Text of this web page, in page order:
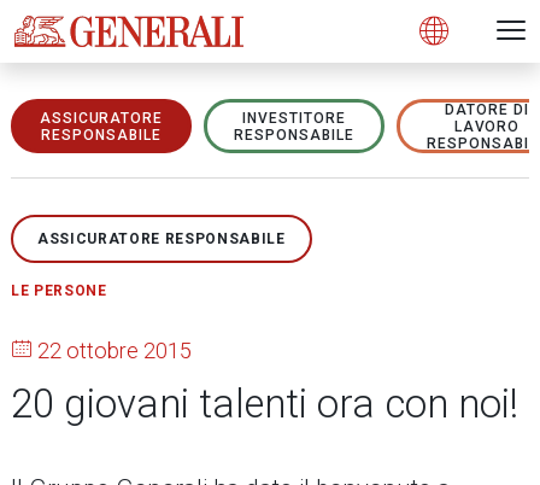
Open
ASSICURATORE
RESPONSABILE
INVESTITORE
RESPONSABILE
DATORE DI
LAVORO
ASSICURATORE RESPONSABILE
LE PERSONE
22 ottobre 2015
20 giovani talenti ora con noi!